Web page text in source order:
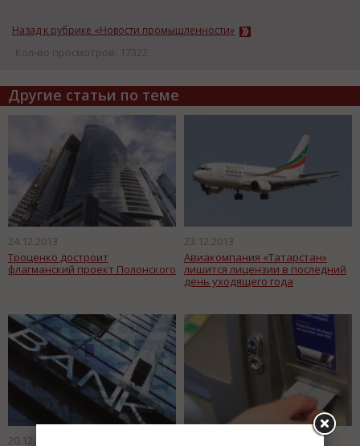
Назад к рубрике «Новости промышленности»
Кол-во просмотров: 17322
Другие статьи по теме
24.12.2013
Троценко достроит
флагманский проект Полонского
23.12.2013
Авиакомпания «Татарстан»
лишится лицензии в последний
день уходящего года
20.12.2013